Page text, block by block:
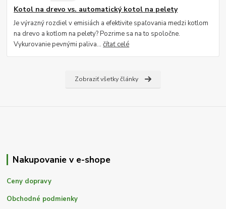
Kotol na drevo vs. automatický kotol na pelety
Je výrazný rozdiel v emisiách a efektivite spaľovania medzi kotlom
na drevo a kotlom na pelety? Pozrime sa na to spoločne.
Vykurovanie pevnými paliva...čítať celé
Zobraziť všetky články
Nakupovanie v e-shope
Ceny dopravy
Obchodné podmienky